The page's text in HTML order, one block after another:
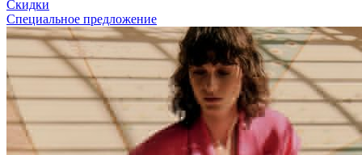
Скидки
Специальное предложение